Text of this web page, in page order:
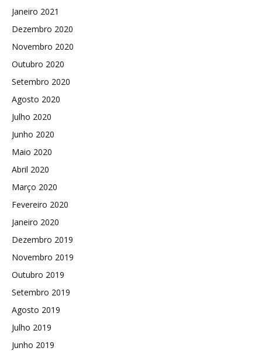
Janeiro 2021
Dezembro 2020
Novembro 2020
Outubro 2020
Setembro 2020
Agosto 2020
Julho 2020
Junho 2020
Maio 2020
Abril 2020
Março 2020
Fevereiro 2020
Janeiro 2020
Dezembro 2019
Novembro 2019
Outubro 2019
Setembro 2019
Agosto 2019
Julho 2019
Junho 2019